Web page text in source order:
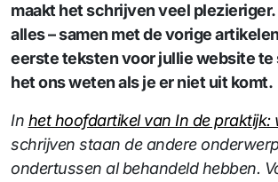
maakt het schrijven veel
alles – samen met de vorige
eerste teksten voor jullie website te
het ons weten als je er niet uit komt.
In het hoofdartikel van In de praktijk:
schrijven staan de andere
ondertussen al behandeld hebben.